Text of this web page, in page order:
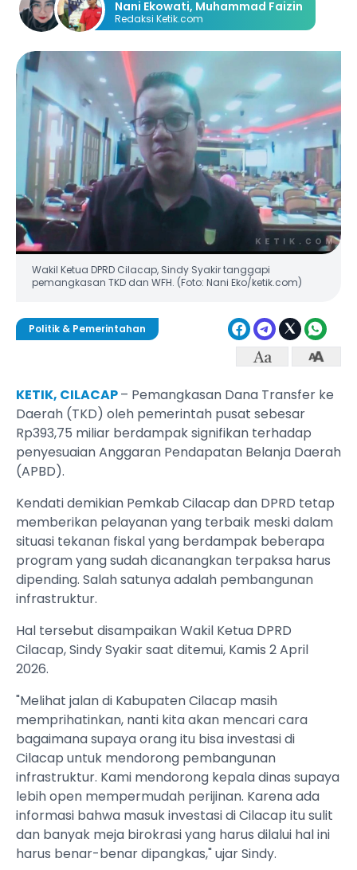
Nani Ekowati, Muhammad Faizin
Redaksi Ketik.com
Wakil Ketua DPRD Cilacap, Sindy Syakir tanggapi
pemangkasan TKD dan WFH. (Foto: Nani Eko/ketik.com)
Politik & Pemerintahan
KETIK, CILACAP– Pemangkasan Dana Transfer ke
Daerah (TKD) oleh pemerintah pusat sebesar
Rp393,75 miliar berdampak signifikan terhadap
penyesuaian Anggaran Pendapatan Belanja Daerah
(APBD).
Kendati demikian Pemkab Cilacap dan DPRD tetap
memberikan pelayanan yang terbaik meski dalam
situasi tekanan fiskal yang berdampak beberapa
program yang sudah dicanangkan terpaksa harus
dipending. Salah satunya adalah pembangunan
infrastruktur.
Hal tersebut disampaikan Wakil Ketua DPRD
Cilacap, Sindy Syakir saat ditemui, Kamis 2 April
2026.
"Melihat jalan di Kabupaten Cilacap masih
memprihatinkan, nanti kita akan mencari cara
bagaimana supaya orang itu bisa investasi di
Cilacap untuk mendorong pembangunan
infrastruktur. Kami mendorong kepala dinas supaya
lebih open mempermudah perijinan. Karena ada
informasi bahwa masuk investasi di Cilacap itu sulit
dan banyak meja birokrasi yang harus dilalui hal ini
harus benar-benar dipangkas," ujar Sindy.